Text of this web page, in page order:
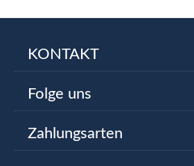
KONTAKT
Folge uns
Zahlungsarten